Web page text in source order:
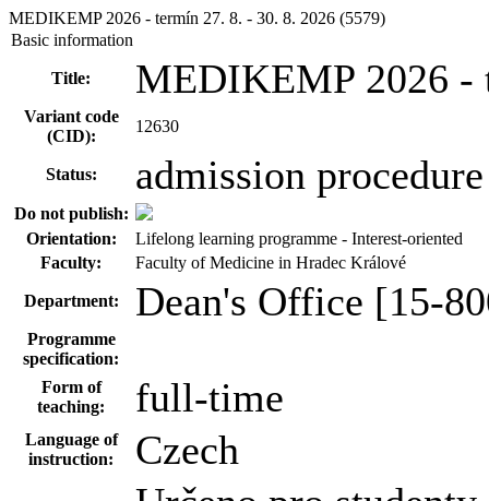
MEDIKEMP 2026 - termín 27. 8. - 30. 8. 2026 (5579)
Basic information
Title: MEDIKEMP 2026 -
Variant code
(CID):
12630
Status: admission
Do not publish:
Orientation:
Lifelong learning programme - Interest-oriented
Faculty:
Faculty of Medicine in Hradec Králové
Department: Dean's Office [15-
Programme
specification:
Form of
teaching:
full-time
Language of
instruction:
Czech